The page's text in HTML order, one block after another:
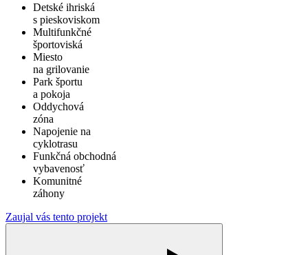
Detské ihriská
s pieskoviskom
Multifunkčné
športoviská
Miesto
na grilovanie
Park športu
a pokoja
Oddychová
zóna
Napojenie na
cyklotrasu
Funkčná obchodná
vybavenosť
Komunitné
záhony
Zaujal vás tento projekt